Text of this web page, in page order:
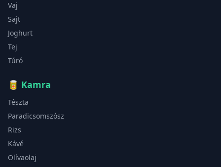
Vaj
Sajt
Joghurt
Tej
Túró
🥫 Kamra
Tészta
Paradicsomszósz
Rizs
Kávé
Olívaolaj